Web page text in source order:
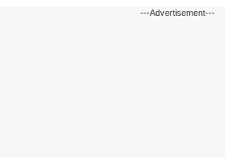
---Advertisement---